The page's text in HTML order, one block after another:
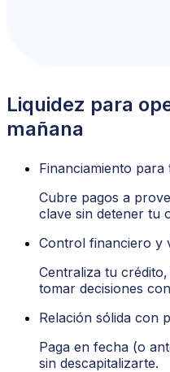
Liquidez para
mañana
Financiamiento para
Cubre pagos a
clave sin detener tu
Control financiero y
Centraliza tu
tomar decisiones
Relación sólida con
Paga en fecha (o
sin descapitalizarte.